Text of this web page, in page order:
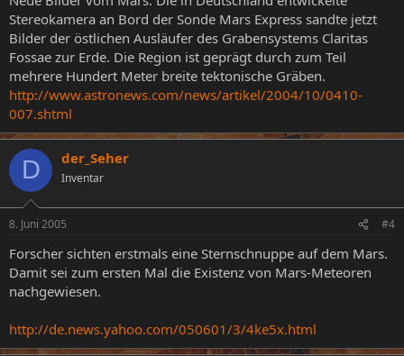
Stereokamera an Bord der Sonde Mars Express sandte jetzt
Bilder der östlichen Ausläufer des Grabensystems Claritas
Fossae zur Erde. Die Region ist geprägt durch zum Teil
mehrere Hundert Meter breite tektonische Gräben.
http://www.astronews.com/news/artikel/2004/10/0410-
007.shtml
D der_Seher
Inventar
8. Juni 2005 #4
Forscher sichten erstmals eine Sternschnuppe auf dem Mars.
Damit sei zum ersten Mal die Existenz von Mars-Meteoren
nachgewiesen.
http://de.news.yahoo.com/050601/3/4ke5x.html